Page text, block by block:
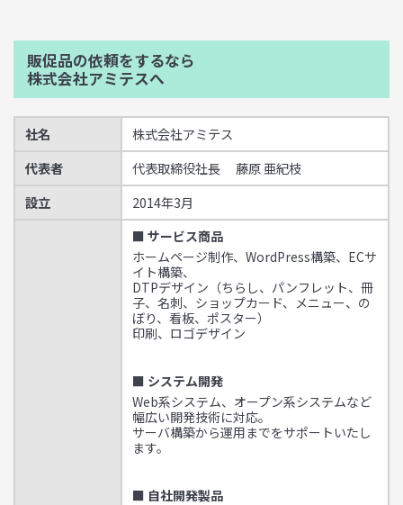
販促品の依頼をするなら
株式会社アミテスへ
社名
株式会社アミテス
代表者
代表取締役社長 藤原 亜紀枝
設立
2014年3月
■ サービス商品
ホームページ制作、WordPress構築、ECサ
イト構築、
DTPデザイン（ちらし、パンフレット、冊
子、名刺、ショップカード、メニュー、の
ぼり、看板、ポスター）
印刷、ロゴデザイン
■ システム開発
Web系システム、オープン系システムなど
幅広い開発技術に対応。
サーバ構築から運用までをサポートいたし
ます。
■ 自社開発製品